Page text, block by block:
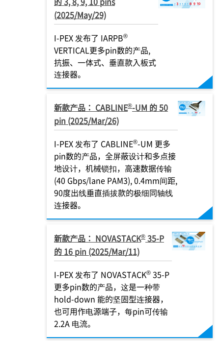
(2025/May/29)
I-PEX发布了 IARPB®
VERTICAL更多pin数的产品,
抗振、一体式、垂直款入板式
连接器。
新款产品： CABLINE®-UM 的 50
pin (2025/Mar/26)
I-PEX发布了 CABLINE®-UM 更多
pin数的产品，全屏蔽设计和多点接
地设计，机械锁扣，高速数据传输
(40 Gbps/lane PAM3), 0.4mm间距,
90度出线垂直插拔款的极细同轴线
连接器。
新款产品： NOVASTACK® 35-P
的 16 pin (2025/Mar/11)
I-PEX发布了 NOVASTACK® 35-P
更多pin数的产品，这是一种带
hold-down 能的坚固型连接器，
也可用作电源端子，每pin可传输
2.2A 电流。